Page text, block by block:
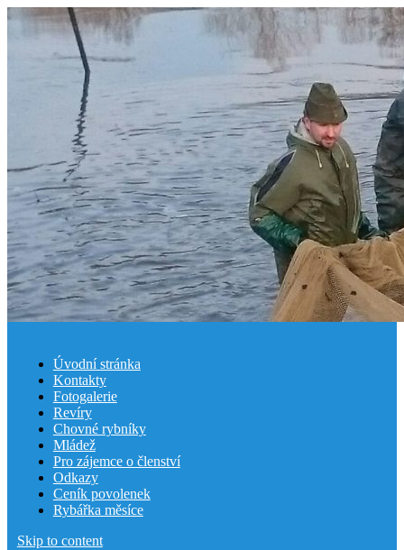
Úvodní stránka
Kontakty
Fotogalerie
Revíry
Chovné rybníky
Mládež
Pro zájemce o členství
Odkazy
Ceník povolenek
Rybářka měsíce
Skip to content